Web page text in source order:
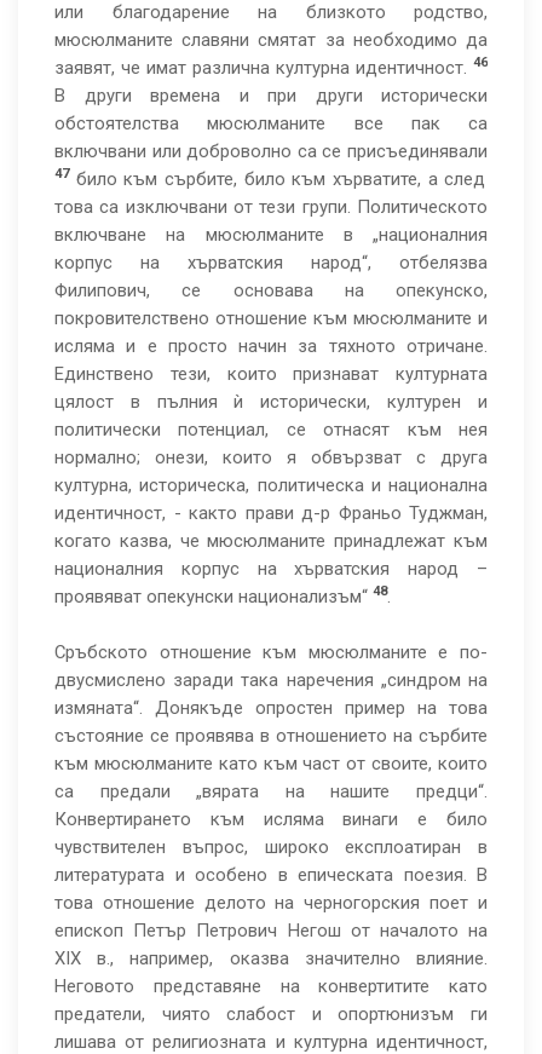
или благодарение на близкото родство,
мюсюлманите славяни смятат за необходимо да
заявят, че имат различна културна идентичност. 46
В други времена и при други исторически
обстоятелства мюсюлманите все пак са
включвани или доброволно са се присъединявали
47било към сърбите, било към хърватите, а след
това са изключвани от тези групи. Политическото
включване на мюсюлманите в „националния
корпус на хърватския народ“, отбелязва
Филипович, се основава на опекунско,
покровителствено отношение към мюсюлманите и
исляма и е просто начин за тяхното отричане.
Единствено тези, които признават културната
цялост в пълния ѝ исторически, културен и
политически потенциал, се отнасят към нея
нормално; онези, които я обвързват с друга
културна, историческа, политическа и национална
идентичност, - както прави д-р Франьо Туджман,
когато казва, че мюсюлманите принадлежат към
националния корпус на хърватския народ –
проявяват опекунски национализъм“ 48.
Сръбското отношение към мюсюлманите е по-
двусмислено заради така наречения „синдром на
измяната“. Донякъде опростен пример на това
състояние се проявява в отношението на сърбите
към мюсюлманите като към част от своите, които
са предали „вярата на нашите предци“.
Конвертирането към исляма винаги е било
чувствителен въпрос, широко експлоатиран в
литературата и особено в епическата поезия. В
това отношение делото на черногорския поет и
епископ Петър Петрович Негош от началото на
ХІХ в., например, оказва значително влияние.
Неговото представяне на конвертитите като
предатели, чиято слабост и опортюнизъм ги
лишава от религиозната и културна идентичност,